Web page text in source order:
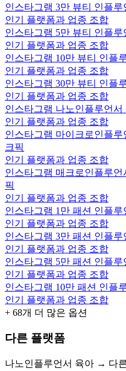
인스타그램 3만 뷰티 인플루
인기 플랫폼과 업종 조합
인스타그램 5만 뷰티 인플루
인기 플랫폼과 업종 조합
인스타그램 10만 뷰티 인플
인기 플랫폼과 업종 조합
인스타그램 30만 뷰티 인플
인기 플랫폼과 업종 조합
인스타그램 나노인플루언서
인기 플랫폼과 업종 조합
인스타그램 마이크로인플루
크픽
인기 플랫폼과 업종 조합
인스타그램 매크로인플루언
픽
인기 플랫폼과 업종 조합
인스타그램 1만 패션 인플루
인기 플랫폼과 업종 조합
인스타그램 3만 패션 인플루
인기 플랫폼과 업종 조합
인스타그램 5만 패션 인플루
인기 플랫폼과 업종 조합
인스타그램 10만 패션 인플
인기 플랫폼과 업종 조합
+ 68개 더 많은 옵션
다른 플랫폼
나노인플루언서 육아 → 다